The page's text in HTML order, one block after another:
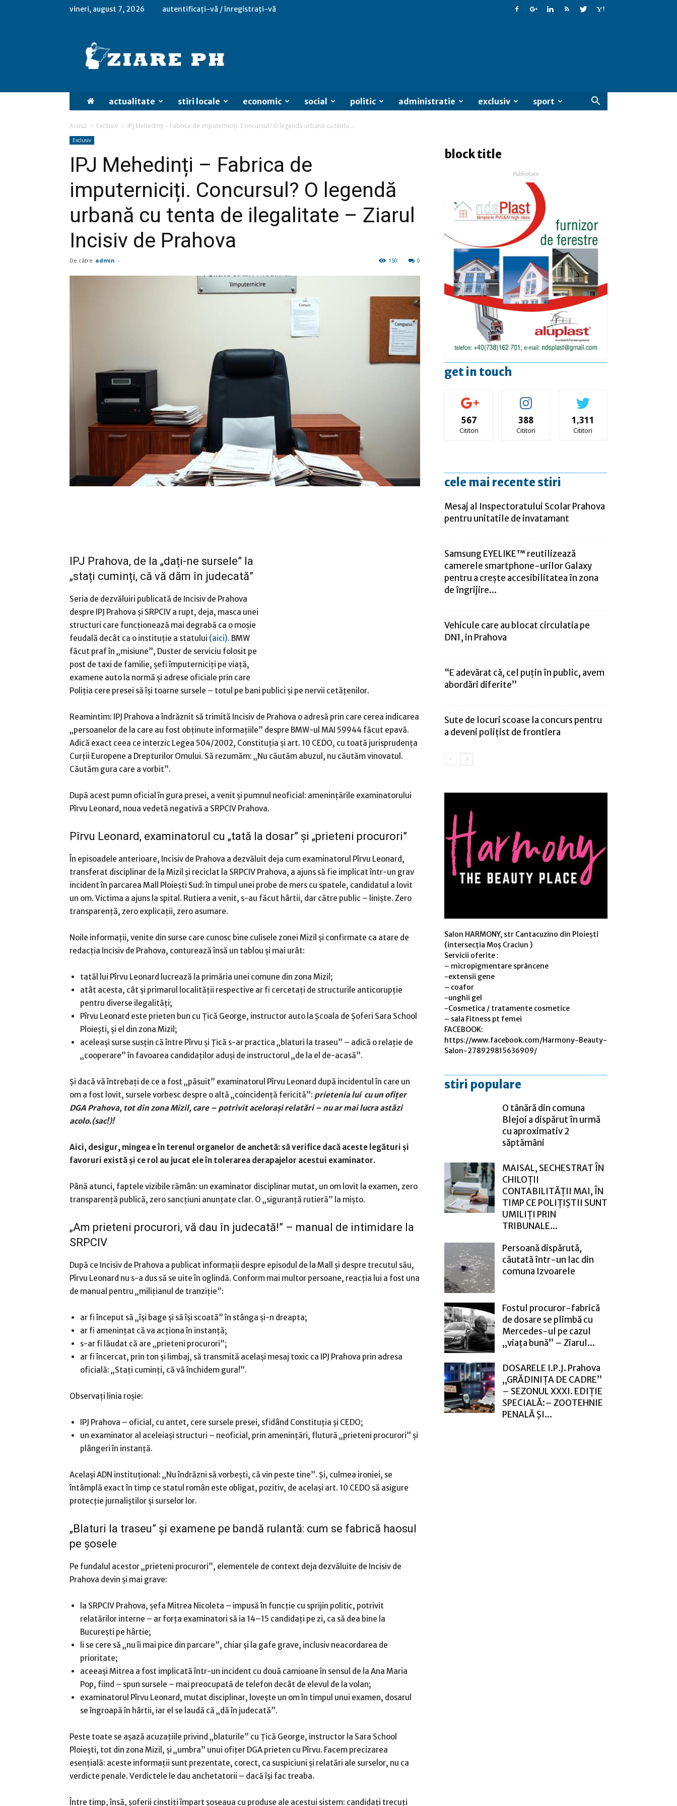
vineri, august 7, 2026 autentificați-vă / înregistrați-vă
actualitate stiri locale economic social politic administratie exclusiv sport
Acasă Exclusiv IPJ Mehedinți – Fabrica de imputerniciți. Concursul? O legendă urbană cu tenta...
Exclusiv
IPJ Mehedinți – Fabrica de
imputerniciți. Concursul? O legendă
urbană cu tenta de ilegalitate – Ziarul
Incisiv de Prahova
De către admin - 0
150
IPJ Prahova, de la „dați-ne sursele” la
„stați cuminți, că vă dăm în judecată”
Seria de dezvăluiri publicată de Incisiv de Prahova
despre IPJ Prahova și SRPCIV a rupt, deja, masca unei
structuri care funcționează mai degrabă ca o moșie
feudală decât ca o instituție a statului (aici). BMW
făcut praf în „misiune”, Duster de serviciu folosit pe
post de taxi de familie, șefi împuterniciți pe viață,
examene auto la normă și adrese oficiale prin care
Poliția cere presei să își toarne sursele – totul pe bani publici și pe nervii cetățenilor.
Reamintim: IPJ Prahova a îndrăznit să trimită Incisiv de Prahova o adresă prin care cerea indicarea
„persoanelor de la care au fost obținute informațiile” despre BMW-ul MAI 59944 făcut epavă.
Adică exact ceea ce interzic Legea 504/2002, Constituția și art. 10 CEDO, cu toată jurisprudența
Curții Europene a Drepturilor Omului. Să rezumăm: „Nu căutăm abuzul, nu căutăm vinovatul.
Căutăm gura care a vorbit”.
După acest pumn oficial în gura presei, a venit și pumnul neoficial: amenințările examinatorului
Pîrvu Leonard, noua vedetă negativă a SRPCIV Prahova.
Pîrvu Leonard, examinatorul cu „tată la dosar” și „prieteni procurori”
În episoadele anterioare, Incisiv de Prahova a dezvăluit deja cum examinatorul Pîrvu Leonard,
transferat disciplinar de la Mizil și reciclat la SRPCIV Prahova, a ajuns să fie implicat într-un grav
incident în parcarea Mall Ploiești Sud: în timpul unei probe de mers cu spatele, candidatul a lovit
un om. Victima a ajuns la spital. Rutiera a venit, s-au făcut hârtii, dar către public – liniște. Zero
transparență, zero explicații, zero asumare.
Noile informații, venite din surse care cunosc bine culisele zonei Mizil și confirmate ca atare de
redacția Incisiv de Prahova, conturează însă un tablou și mai urât:
tatăl lui Pîrvu Leonard lucrează la primăria unei comune din zona Mizil;
atât acesta, cât și primarul localității respective ar fi cercetați de structurile anticorupție
pentru diverse ilegalități;
Pîrvu Leonard este prieten bun cu Țică George, instructor auto la Școala de Șoferi Sara School
Ploiești, și el din zona Mizil;
aceleași surse susțin că între Pîrvu și Țică s-ar practica „blaturi la traseu” – adică o relație de
„cooperare” în favoarea candidaților aduși de instructorul „de la el de-acasă”.
Și dacă vă întrebați de ce a fost „păsuit” examinatorul Pîrvu Leonard după incidentul în care un
om a fost lovit, sursele vorbesc despre o altă „coincidență fericită”: prietenia lui cu un ofițer
DGA Prahova, tot din zona Mizil, care – potrivit acelorași relatări – nu ar mai lucra astăzi
acolo.(sac!)!
Aici, desigur, mingea e în terenul organelor de anchetă: să verifice dacă aceste legături și
favoruri există și ce rol au jucat ele în tolerarea derapajelor acestui examinator.
Până atunci, faptele vizibile rămân: un examinator disciplinar mutat, un om lovit la examen, zero
transparență publică, zero sancțiuni anunțate clar. O „siguranță rutieră” la mișto.
„Am prieteni procurori, vă dau în judecată!” – manual de intimidare la
SRPCIV
După ce Incisiv de Prahova a publicat informații despre episodul de la Mall și despre trecutul său,
Pîrvu Leonard nu s-a dus să se uite în oglindă. Conform mai multor persoane, reacția lui a fost una
de manual pentru „milițianul de tranziție”:
ar fi început să „își bage și să își scoată” în stânga și-n dreapta;
ar fi amenințat că va acționa în instanță;
s-ar fi lăudat că are „prieteni procurori”;
ar fi încercat, prin ton și limbaj, să transmită același mesaj toxic ca IPJ Prahova prin adresa
oficială: „Stați cuminți, că vă închidem gura!”.
Observați linia roșie:
IPJ Prahova – oficial, cu antet, cere sursele presei, sfidând Constituția și CEDO;
un examinator al aceleiași structuri – neoficial, prin amenințări, flutură „prieteni procurori” și
plângeri în instanță.
Același ADN instituțional: „Nu îndrăzni să vorbești, că vin peste tine”. Și, culmea ironiei, se
întâmplă exact în timp ce statul român este obligat, pozitiv, de același art. 10 CEDO să asigure
protecție jurnaliștilor și surselor lor.
„Blaturi la traseu” și examene pe bandă rulantă: cum se fabrică haosul
pe șosele
Pe fundalul acestor „prieteni procurori”, elementele de context deja dezvăluite de Incisiv de
Prahova devin și mai grave:
la SRPCIV Prahova, șefa Mitrea Nicoleta – impusă în funcție cu sprijin politic, potrivit
relatărilor interne – ar forța examinatori să ia 14–15 candidați pe zi, ca să dea bine la
București pe hârtie;
li se cere să „nu îi mai pice din parcare”, chiar și la gafe grave, inclusiv neacordarea de
prioritate;
aceeași Mitrea a fost implicată într-un incident cu două camioane în sensul de la Ana Maria
Pop, fiind – spun sursele – mai preocupată de telefon decât de elevul de la volan;
examinatorul Pîrvu Leonard, mutat disciplinar, lovește un om în timpul unui examen, dosarul
se îngroapă în hârtii, iar el se laudă că „dă în judecată”.
Peste toate se așază acuzațiile privind „blaturile” cu Țică George, instructor la Sara School
Ploiești, tot din zona Mizil, și „umbra” unui ofițer DGA prieten cu Pîrvu. Facem precizarea
esențială: aceste informații sunt prezentate, corect, ca suspiciuni și relatări ale surselor, nu ca
verdicte penale. Verdictele le dau anchetatorii – dacă își fac treaba.
Între timp, însă, șoferii cinstiți împart șoseaua cu produse ale acestui sistem: candidați trecuți
block title
Publicitate
get in touch
567
Cititori
388
Cititori
1,311
Cititori
cele mai recente stiri
Mesaj al Inspectoratului Scolar Prahova
pentru unitatile de invatamant
Samsung EYELIKE™ reutilizează
camerele smartphone-urilor Galaxy
pentru a crește accesibilitatea în zona
de îngrijire...
Vehicule care au blocat circulatia pe
DN1, in Prahova
“E adevărat că, cel puţin în public, avem
abordări diferite”
Sute de locuri scoase la concurs pentru
a deveni poliţist de frontiera
Salon HARMONY, str Cantacuzino din Ploiești
(intersecția Moș Craciun )
Servicii oferite :
– micropigmentare sprâncene
-extensii gene
– coafor
-unghii gel
-Cosmetica / tratamente cosmetice
– sala Fitness pt femei
FACEBOOK:
https://www.facebook.com/Harmony-Beauty-
Salon-278929815636909/
stiri populare
O tânără din comuna
Blejoi a dispărut în urmă
cu aproximativ 2
săptămâni
MAISAL, SECHESTRAT ÎN
CHILOȚII
CONTABILITĂȚII MAI, ÎN
TIMP CE POLIȚIȘTII SUNT
UMILIȚI PRIN
TRIBUNALE...
Persoană dispărută,
căutată într-un lac din
comuna Izvoarele
Fostul procuror-fabrică
de dosare se plimbă cu
Mercedes-ul pe cazul
„viața bună” – Ziarul...
DOSARELE I.P.J. Prahova
„GRĂDINIȚA DE CADRE”
– SEZONUL XXXI. EDIȚIE
SPECIALĂ:– ZOOTEHNIE
PENALĂ ȘI...